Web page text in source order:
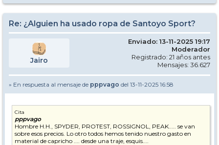
Re: ¿Alguien ha usado ropa de Santoyo Sport?
Jairo
Enviado: 13-11-2025 19:17
Moderador
Registrado: 21 años antes
Mensajes: 36.627
» En respuesta al mensaje de pppvago del 13-11-2025 16:58
Cita
pppvago
Hombre H.H., SPYDER, PROTEST, ROSSIGNOL, PEAK..... se van
sobre esos precios. Lo otro todos hemos tenido nuestro gasto en
material de capricho .... desde una traje, esquis....